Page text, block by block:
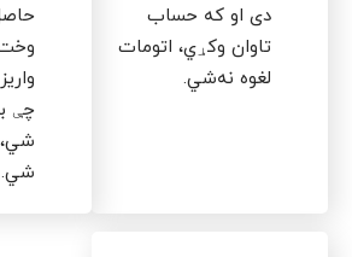
دی او که حساب
تاوان وکړي، اتومات
لغوه نه‌شي.
چې
شي.